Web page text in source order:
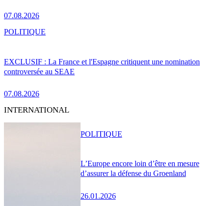
07.08.2026
EXCLUSIF : La France et l'Espagne critiquent une nomination
controversée au SEAE
07.08.2026
POLITIQUE
INTERNATIONAL
L’Europe encore loin d’être en mesure
d’assurer la défense du Groenland
26.01.2026
POLITIQUE